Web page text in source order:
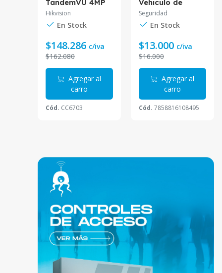
TandemVU 4MP
Dual Light 30m
Audio
Bidireccional DS-
E/14 2.8/8mm
Hikvision
Hikvision
En Stock
$148.286 c/iva
$162.080
Agregar al
carro
Cód. CC6703
Vehiculo de
seguridad 12v
100W HR-1314
Seguridad
En Stock
$13.000 c/iva
$16.000
Agregar al
carro
Cód. 7858816108495